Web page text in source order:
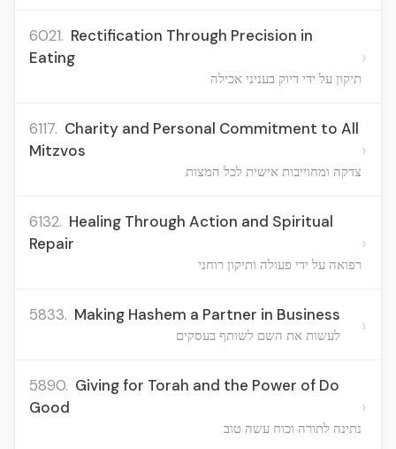
6021. Rectification Through Precision in
Eating
תיקון על ידי דיוק בעניני אכילה
›
6117. Charity and Personal Commitment to All
Mitzvos
צדקה ומחוייבות אישית לכל המצות
›
6132. Healing Through Action and Spiritual
Repair
רפואה על ידי פעולה ותיקון רוחני
›
5833. Making Hashem a Partner in Business
לעשות את השם לשותף בעסקים ›
5890. Giving for Torah and the Power of Do
Good
נתינה לתורה וכוח עשה טוב
›